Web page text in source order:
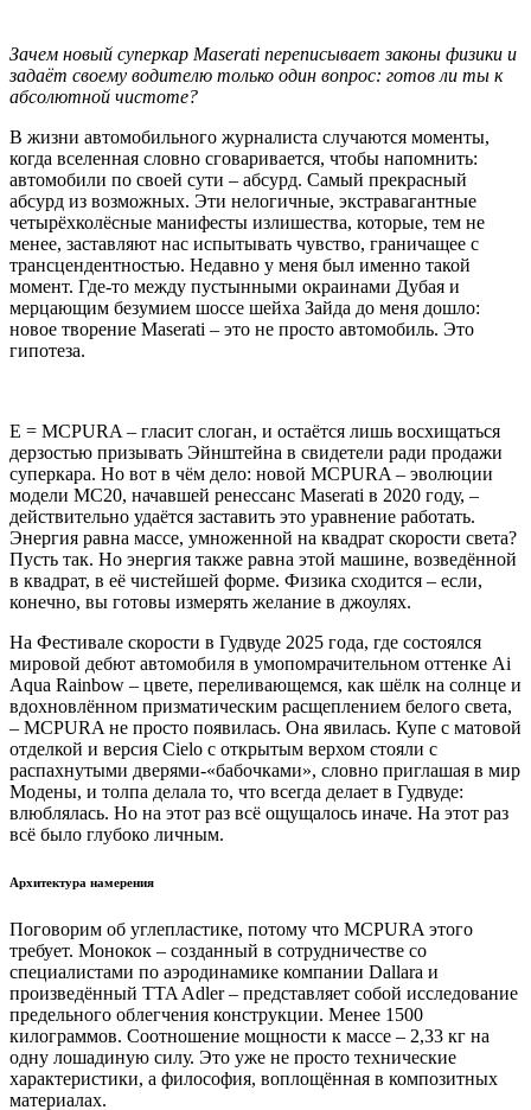
Зачем новый суперкар Maserati переписывает законы физики и
задаёт своему водителю только один вопрос: готов ли ты к
абсолютной чистоте?
В жизни автомобильного журналиста случаются моменты,
когда вселенная словно сговаривается, чтобы напомнить:
автомобили по своей сути – абсурд. Самый прекрасный
абсурд из возможных. Эти нелогичные, экстравагантные
четырёхколёсные манифесты излишества, которые, тем не
менее, заставляют нас испытывать чувство, граничащее с
трансцендентностью. Недавно у меня был именно такой
момент. Где-то между пустынными окраинами Дубая и
мерцающим безумием шоссе шейха Зайда до меня дошло:
новое творение Maserati – это не просто автомобиль. Это
гипотеза.
E = MCPURA – гласит слоган, и остаётся лишь восхищаться
дерзостью призывать Эйнштейна в свидетели ради продажи
суперкара. Но вот в чём дело: новой MCPURA – эволюции
модели MC20, начавшей ренессанс Maserati в 2020 году, –
действительно удаётся заставить это уравнение работать.
Энергия равна массе, умноженной на квадрат скорости света?
Пусть так. Но энергия также равна этой машине, возведённой
в квадрат, в её чистейшей форме. Физика сходится – если,
конечно, вы готовы измерять желание в джоулях.
На Фестивале скорости в Гудвуде 2025 года, где состоялся
мировой дебют автомобиля в умопомрачительном оттенке Ai
Aqua Rainbow – цвете, переливающемся, как шёлк на солнце и
вдохновлённом призматическим расщеплением белого света,
– MCPURA не просто появилась. Она явилась. Купе с матовой
отделкой и версия Cielo с открытым верхом стояли с
распахнутыми дверями-«бабочками», словно приглашая в мир
Модены, и толпа делала то, что всегда делает в Гудвуде:
влюблялась. Но на этот раз всё ощущалось иначе. На этот раз
всё было глубоко личным.
Архитектура намерения
Поговорим об углепластике, потому что MCPURA этого
требует. Монокок – созданный в сотрудничестве со
специалистами по аэродинамике компании Dallara и
произведённый TTA Adler – представляет собой исследование
предельного облегчения конструкции. Менее 1500
килограммов. Соотношение мощности к массе – 2,33 кг на
одну лошадиную силу. Это уже не просто технические
характеристики, а философия, воплощённая в композитных
материалах.